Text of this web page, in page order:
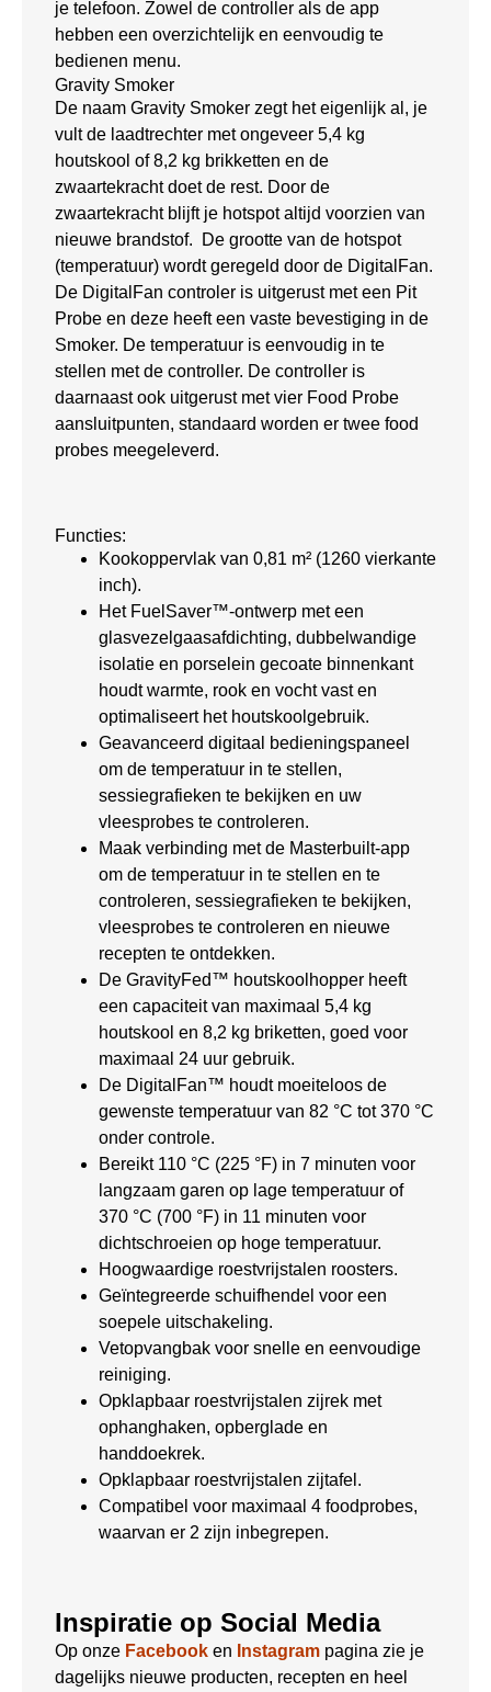
je telefoon. Zowel de controller als de app
hebben een overzichtelijk en eenvoudig te
bedienen menu.
Gravity Smoker
De naam Gravity Smoker zegt het eigenlijk al, je
vult de laadtrechter met ongeveer 5,4 kg
houtskool of 8,2 kg brikketten en de
zwaartekracht doet de rest. Door de
zwaartekracht blijft je hotspot altijd voorzien van
nieuwe brandstof. De grootte van de hotspot
(temperatuur) wordt geregeld door de DigitalFan.
De DigitalFan controler is uitgerust met een Pit
Probe en deze heeft een vaste bevestiging in de
Smoker. De temperatuur is eenvoudig in te
stellen met de controller. De controller is
daarnaast ook uitgerust met vier Food Probe
aansluitpunten, standaard worden er twee food
probes meegeleverd.
Functies:
Kookoppervlak van 0,81 m² (1260 vierkante
inch).
Het FuelSaver™-ontwerp met een
glasvezelgaasafdichting, dubbelwandige
isolatie en porselein gecoate binnenkant
houdt warmte, rook en vocht vast en
optimaliseert het houtskoolgebruik.
Geavanceerd digitaal bedieningspaneel
om de temperatuur in te stellen,
sessiegrafieken te bekijken en uw
vleesprobes te controleren.
Maak verbinding met de Masterbuilt-app
om de temperatuur in te stellen en te
controleren, sessiegrafieken te bekijken,
vleesprobes te controleren en nieuwe
recepten te ontdekken.
De GravityFed™ houtskoolhopper heeft
een capaciteit van maximaal 5,4 kg
houtskool en 8,2 kg briketten, goed voor
maximaal 24 uur gebruik.
De DigitalFan™ houdt moeiteloos de
gewenste temperatuur van 82 °C tot 370 °C
onder controle.
Bereikt 110 °C (225 °F) in 7 minuten voor
langzaam garen op lage temperatuur of
370 °C (700 °F) in 11 minuten voor
dichtschroeien op hoge temperatuur.
Hoogwaardige roestvrijstalen roosters.
Geïntegreerde schuifhendel voor een
soepele uitschakeling.
Vetopvangbak voor snelle en eenvoudige
reiniging.
Opklapbaar roestvrijstalen zijrek met
ophanghaken, opberglade en
handdoekrek.
Opklapbaar roestvrijstalen zijtafel.
Compatibel voor maximaal 4 foodprobes,
waarvan er 2 zijn inbegrepen.
Inspiratie op Social Media
Op onze Facebook en Instagram pagina zie je
dagelijks nieuwe producten, recepten en heel